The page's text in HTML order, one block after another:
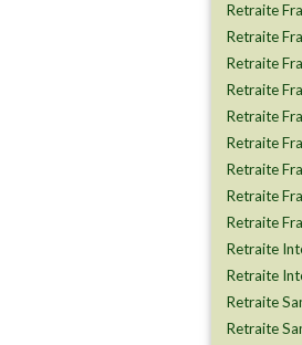
Retraite
Retraite
Retraite
Retraite
Retraite
Retraite
Retraite
Retraite
Retraite
Retraite
Retraite
Retraite
Retraite